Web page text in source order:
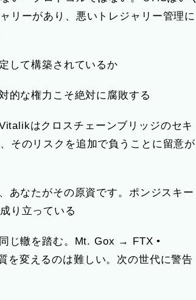
リーがあり、悪いトレジャリー管理に
して構築されているか
的な権力こそ絶対に腐敗する
はクロスチェーンブリッジのセキ
そのリスクを追加で負うことに留意が
あなたがその原資です。ポンジスキー
り立っている
じ轍を踏む。Mt. Gox → FTX •
変えるのは難しい。次の世代に警告